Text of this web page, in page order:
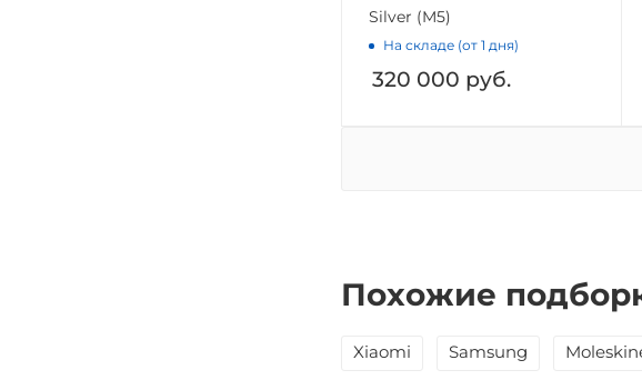
Silver (M5)
На складе (от 1 дня)
320 000 руб.
Похожие
Xiaomi Samsung